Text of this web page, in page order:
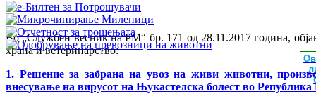
Во „Службен весник на РМ“ бр. 171 од 28.11.2017 година,
храна и ветеринарство:
1. Решение за забрана на увоз на живи животни,
внесување на вирусот на Њукастелска болест во